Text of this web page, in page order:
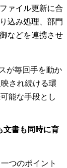
ァイル更新に合
込み処理、部門
などを連携させ
が毎回手を動か
され続ける環
能な手段とし
文書も同時に育
つのポイント